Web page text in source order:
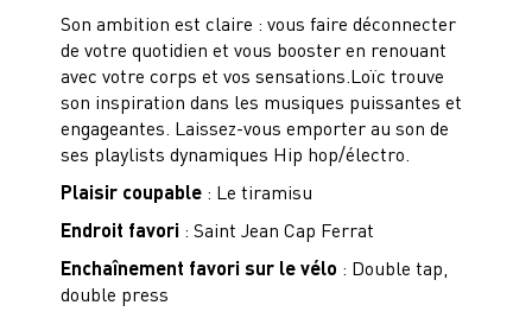
Son ambition est claire : vous faire déconnecter
de votre quotidien et vous booster en renouant
avec votre corps et vos sensations.Loïc trouve
son inspiration dans les musiques puissantes et
engageantes. Laissez-vous emporter au son de
ses playlists dynamiques Hip hop/électro.
Plaisir coupable: Le tiramisu
Endroit favori : Saint Jean Cap Ferrat
Enchaînement favori sur le vélo : Double tap,
double press